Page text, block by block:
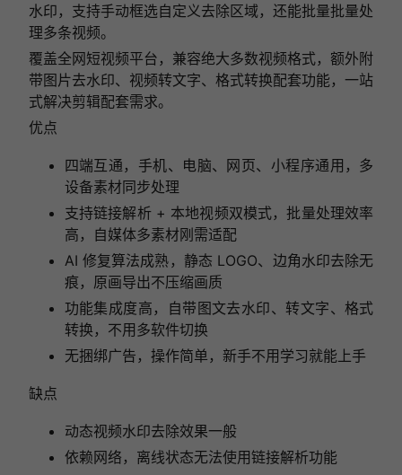
水印，支持手动框选自定义去除区域，还能批量批量处
理多条视频。
覆盖全网短视频平台，兼容绝大多数视频格式，额外附
带图片去水印、视频转文字、格式转换配套功能，一站
式解决剪辑配套需求。
优点
四端互通，手机、电脑、网页、小程序通用，多
设备素材同步处理
支持链接解析 + 本地视频双模式，批量处理效率
高，自媒体多素材刚需适配
AI 修复算法成熟，静态 LOGO、边角水印去除无
痕，原画导出不压缩画质
功能集成度高，自带图文去水印、转文字、格式
转换，不用多软件切换
无捆绑广告，操作简单，新手不用学习就能上手
缺点
动态视频水印去除效果一般
依赖网络，离线状态无法使用链接解析功能